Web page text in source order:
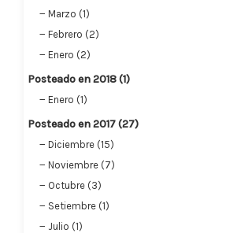
Marzo (1)
Febrero (2)
Enero (2)
Posteado en 2018 (1)
Enero (1)
Posteado en 2017 (27)
Diciembre (15)
Noviembre (7)
Octubre (3)
Setiembre (1)
Julio (1)